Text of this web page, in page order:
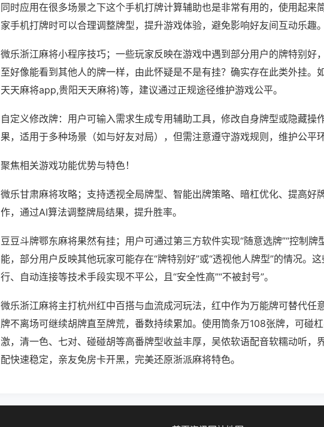
同时应用在很多场景之下这个手机打牌计算辅助也是非常有用的，使用起来
家手机打牌时可以合理调整牌型，提升游戏体验，避免影响好友间互动乐趣。
微乐浙江麻将小程序技巧；一些玩家反映在游戏中遇到部分用户的牌特别好
至好像能看到其他人的牌一样，由此怀疑是不是有挂？确实存在此类外挂。
天天麻将app,贵阳天天麻将)等，建议通过正规途径维护游戏公平。
自定义修改牌：用户可输入需求生成专用辅助工具，修改自身牌型或隐藏操
果，适用于多种场景（如与好友对局），但需注意遵守游戏规则，维护公平环
聚焦相关游戏功能优势与特色！
微乐甘肃麻将攻略；支持透视全局牌型、智能出牌策略、暗杠优化、提高好
作，通过AI算法调整牌局结果，提升胜率。
豆豆斗牌鄂东麻将果然有挂；用户可通过第三方软件实现“随意选牌”“控制牌
能，部分用户反映其他玩家可能存在“牌特别好”或“透视他人牌型”的情况。
行、自动连接等技术手段实现不平公，且“安全性高”“不被封号”。
微乐浙江麻将主打杭州红中百搭与血流成河玩法，红中作为万能牌可替代任
牌不离场可继续胡牌直至牌荒，番数持续累加。使用筒条万108张牌，可碰
激，清一色、七对、碰碰胡等高番牌型收益丰厚，吴侬软语配音软糯动听，
配快速稳定，亲友免房卡开黑，完美还原浙派麻将特色。